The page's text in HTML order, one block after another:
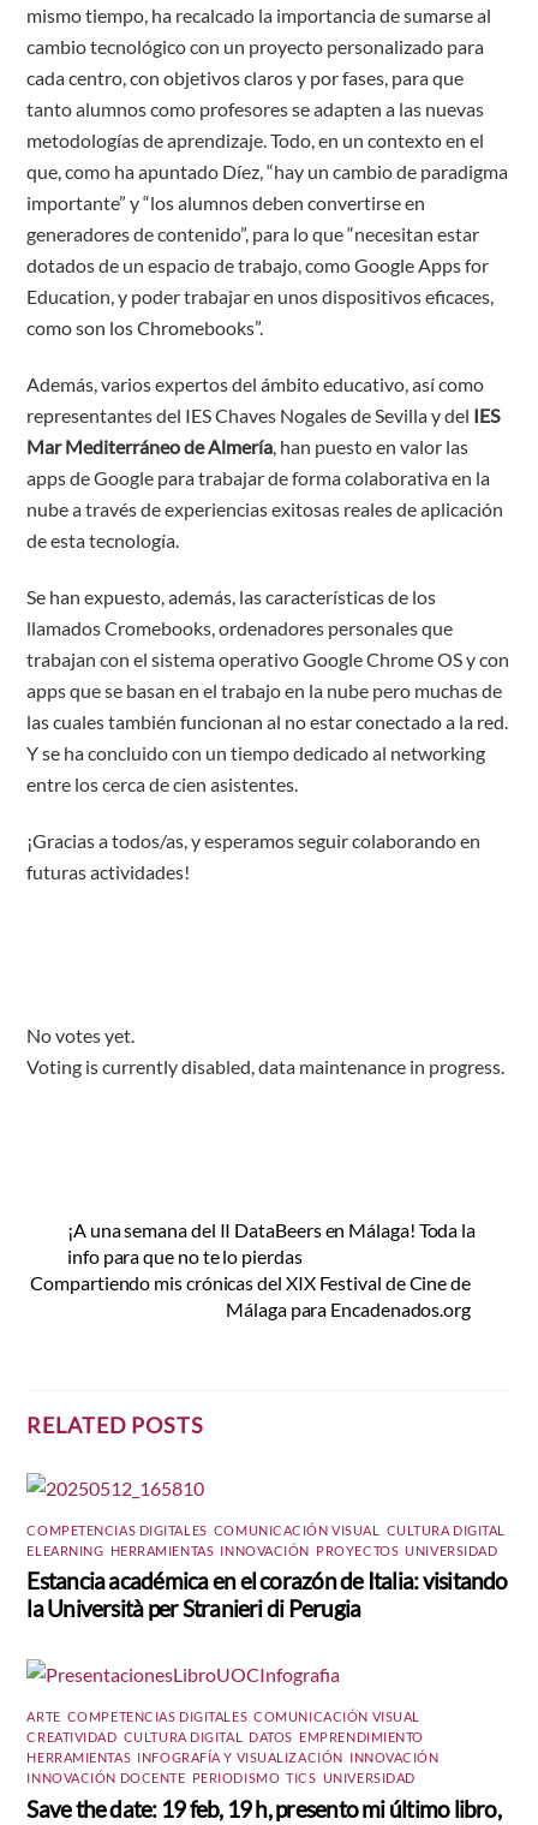
mismo tiempo, ha recalcado la importancia de sumarse al
cambio tecnológico con un proyecto personalizado para
cada centro, con objetivos claros y por fases, para que
tanto alumnos como profesores se adapten a las nuevas
metodologías de aprendizaje. Todo, en un contexto en el
que, como ha apuntado Díez, “hay un cambio de paradigma
importante” y “los alumnos deben convertirse en
generadores de contenido”, para lo que “necesitan estar
dotados de un espacio de trabajo, como Google Apps for
Education, y poder trabajar en unos dispositivos eficaces,
como son los Chromebooks”.
Además, varios expertos del ámbito educativo, así como
representantes del IES Chaves Nogales de Sevilla y del IES
Mar Mediterráneo de Almería, han puesto en valor las
apps de Google para trabajar de forma colaborativa en la
nube a través de experiencias exitosas reales de aplicación
de esta tecnología.
Se han expuesto, además, las características de los
llamados Cromebooks, ordenadores personales que
trabajan con el sistema operativo Google Chrome OS y con
apps que se basan en el trabajo en la nube pero muchas de
las cuales también funcionan al no estar conectado a la red.
Y se ha concluido con un tiempo dedicado al networking
entre los cerca de cien asistentes.
¡Gracias a todos/as, y esperamos seguir colaborando en
futuras actividades!
No votes yet.
Voting is currently disabled, data maintenance in progress.
¡A una semana del II DataBeers en Málaga! Toda la
info para que no te lo pierdas
Compartiendo mis crónicas del XIX Festival de Cine de
Málaga para Encadenados.org
RELATED POSTS
COMPETENCIAS DIGITALES COMUNICACIÓN VISUAL CULTURA DIGITAL
ELEARNING HERRAMIENTAS INNOVACIÓN PROYECTOS ,UNIVERSIDAD
Estancia académica en el corazón de Italia: visitando
la Università per Stranieri di Perugia
ARTE COMPETENCIAS DIGITALES ,COMUNICACIÓN VISUAL
CREATIVIDAD CULTURA DIGITAL DATOS EMPRENDIMIENTO
HERRAMIENTAS INFOGRAFÍA Y VISUALIZACIÓN INNOVACIÓN
INNOVACIÓN DOCENTE PERIODISMO ,TICS UNIVERSIDAD
Save the date: 19 feb, 19 h, presento mi último libro,